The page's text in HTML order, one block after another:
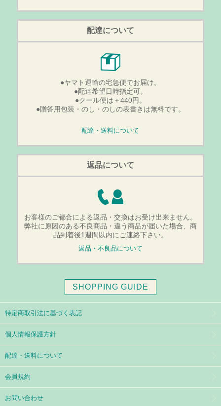
配達について
●ヤマト運輸の宅急便でお届け。
●配達希望日時指定可。
●クール便は＋440円。
●贈答用包装・のし・のしの表書きは無料です。
配達・送料について
返品について
お客様のご都合による返品・交換はお受け出来ません。
弊社に原因のある不良商品・違う商品が届いた場合、商
品到着後1週間以内にご連絡下さい。
返品・不良品について
SHOPPING GUIDE
特定商取引法に基づく表記
個人情報保護方針
配達・送料について
会員規約
お問い合わせ